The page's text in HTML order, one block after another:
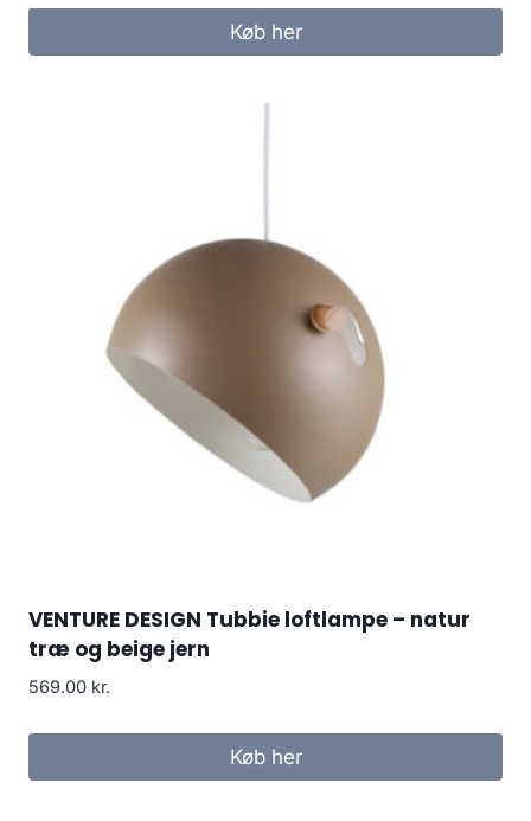
Køb her
VENTURE DESIGN Tubbie loftlampe – natur
træ og beige jern
569.00 kr.
Køb her